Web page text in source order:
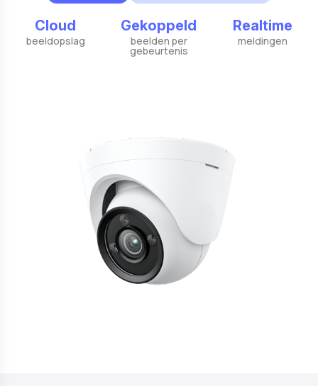
Cloud
beeldopslag
Gekoppeld
beelden per
gebeurtenis
Realtime
meldingen